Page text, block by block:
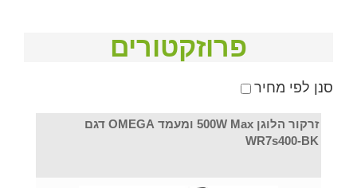
פרוזקטורים
סנן לפי מחיר
זרקור הלוגן 500W Max ומעמד OMEGA דגם
WR7s400-BK